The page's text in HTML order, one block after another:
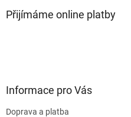
Přijímáme online platby
Informace pro Vás
Doprava a platba